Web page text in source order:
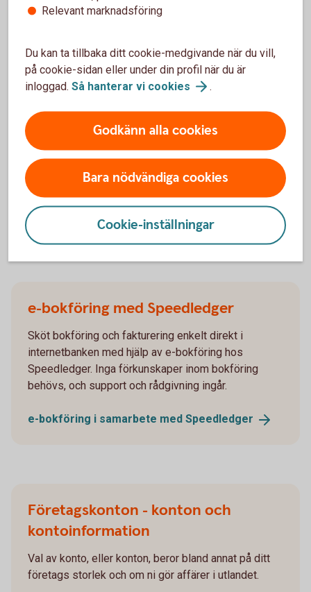
Få hjälp av inkassobolaget Lowell om
ni inte får betalt i tid
Som kund hos oss har ert företag ett fördelaktigt
upplägg och pris hos inkassobolaget Lowell, som
har specialkunskap och erfarenhet av att driva in
skulder på ett professionellt sätt.
Inkasso och inkassobolag
e-bokföring med Speedledger
Sköt bokföring och fakturering enkelt direkt i
internetbanken med hjälp av e-bokföring hos
Speedledger. Inga förkunskaper inom bokföring
behövs, och support och rådgivning ingår.
e-bokföring i samarbete med Speedledger
Företagskonton - konton och
kontoinformation
Val av konto, eller konton, beror bland annat på ditt
företags storlek och om ni gör affärer i utlandet.
Relevant marknadsföring
Du kan ta tillbaka ditt cookie-medgivande när du vill,
på cookie-sidan eller under din profil när du är
inloggad. Så hanterar vi cookies .
Godkänn alla cookies
Bara nödvändiga cookies
Cookie-inställningar